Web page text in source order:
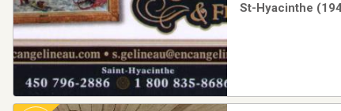
Laliberté, Carson,
St-Hyacinthe